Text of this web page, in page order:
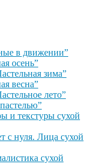
в движении”
осень”
зима”
весна”
лето”
и текстуры сухой
с нуля. Лица сухой
сухой